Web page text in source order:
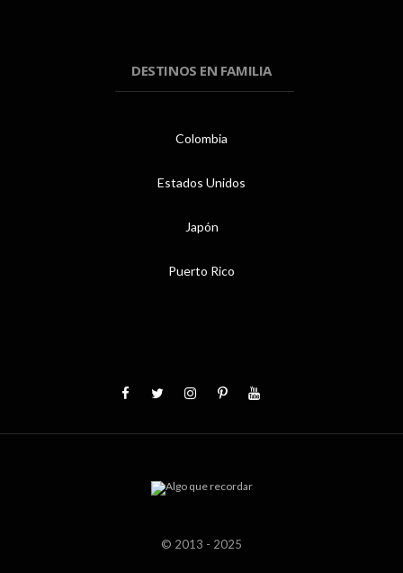
DESTINOS EN FAMILIA
Colombia
Estados Unidos
Japón
Puerto Rico
© 2013 - 2025